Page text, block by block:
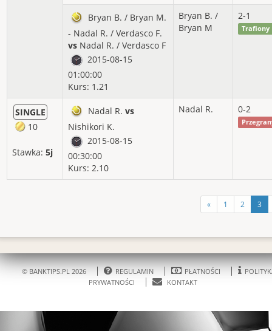
Bryan B. / Bryan M.
- Nadal R. / Verdasco F.
vs Nadal R. / Verdasco F
2015-08-15
01:00:00
Kurs: 1.21
Bryan B. /
Bryan M
2-1
Trafiony
SINGLE
10
Stawka: 5j
Nadal R. vs
Nishikori K.
2015-08-15
00:30:00
Kurs: 2.10
Nadal R. 0-2
« 1 2 3
© BANKTIPS.PL 2026 REGULAMIN PŁATNOŚCI
PRYWATNOŚCI
KONTAKT